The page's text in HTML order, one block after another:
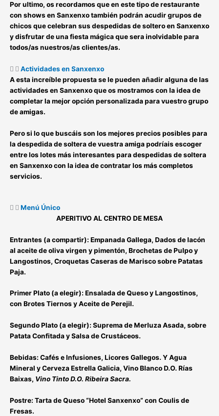
Por ultimo, os recordamos que en este tipo derestaurante
con shows en Sanxenxotambién podrán acudir grupos de
chicos que celebran sus despedidas de soltero en Sanxenxo
y disfrutar de una fiesta mágica que sera inolvidable para
todos/as nuestros/as clientes/as.
Actividades en Sanxenxo
A esta increíble propuesta se le pueden añadir alguna de las
actividades en Sanxenxo que os mostramos con la idea de
completar la mejor opción personalizada para vuestro grupo
de amigas.
Pero si lo que buscáis son los mejores precios posibles para
la despedida de soltera de vuestra amiga podríais escoger
entre los lotes más interesantes para despedidas de soltera
en Sanxenxo con la idea de contratar los más completos
servicios.
Menú Único
APERITIVO AL CENTRO DE MESA
Entrantes (a compartir): Empanada Gallega, Dados de lacón
al aceite de oliva virgen y pimentón, Brochetas de Pulpo y
Langostinos, Croquetas Caseras de Marisco sobre Patatas
Paja.
Primer Plato (a elegir): Ensalada de Queso y Langostinos,
con Brotes Tiernos y Aceite de Perejil.
Segundo Plato (a elegir): Suprema de Merluza Asada, sobre
Patata Confitada y Salsa de Crustáceos.
Bebidas: Cafés e Infusiones, Licores Gallegos. Y Agua
Mineral y Cerveza Estrella Galicia, Vino Blanco D.O. Rías
Baixas, Vino Tinto D.O. Ribeira Sacra.
Postre: Tarta de Queso “Hotel Sanxenxo” con Coulis de
Fresas.